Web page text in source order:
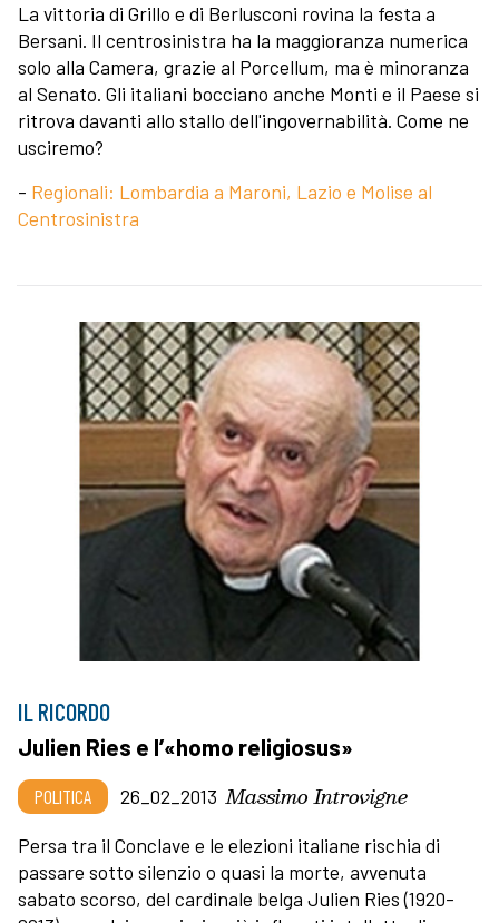
La vittoria di Grillo e di Berlusconi rovina la festa a
Bersani. Il centrosinistra ha la maggioranza numerica
solo alla Camera, grazie al Porcellum, ma è minoranza
al Senato. Gli italiani bocciano anche Monti e il Paese si
ritrova davanti allo stallo dell'ingovernabilità. Come ne
usciremo?
- Regionali: Lombardia a Maroni, Lazio e Molise al
Centrosinistra
IL RICORDO
Julien Ries e l’«homo religiosus»
POLITICA 26_02_2013 Massimo Introvigne
Persa tra il Conclave e le elezioni italiane rischia di
passare sotto silenzio o quasi la morte, avvenuta
sabato scorso, del cardinale belga Julien Ries (1920-